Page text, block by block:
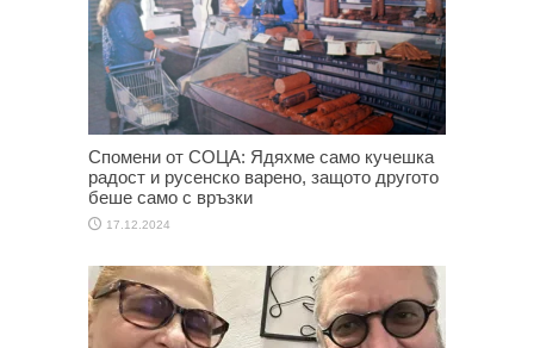
Спомени от СОЦА: Ядяхме само кучешка
радост и русенско варено, защото другото
беше само с връзки
17.12.2024